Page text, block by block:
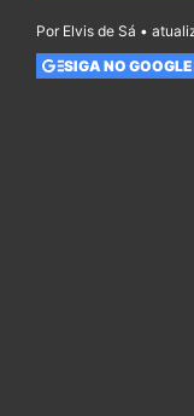
Por Elvis de Sá •
SIGA NO